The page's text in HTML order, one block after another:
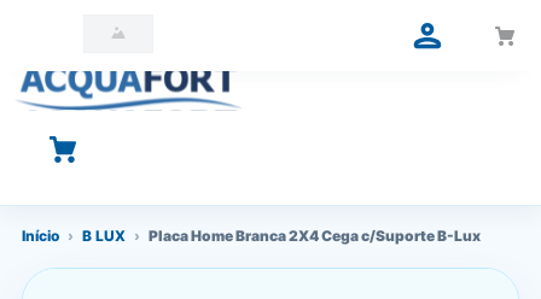
O que você está procurando?
Início › B LUX › Placa Home Branca 2X4 Cega c/Suporte B-Lux